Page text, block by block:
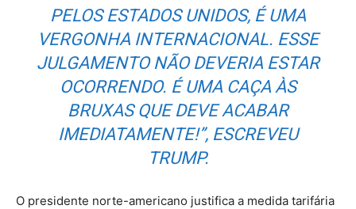
PELOS ESTADOS UNIDOS, É UMA
VERGONHA INTERNACIONAL. ESSE
JULGAMENTO NÃO DEVERIA ESTAR
OCORRENDO. É UMA CAÇA ÀS
BRUXAS QUE DEVE ACABAR
IMEDIATAMENTE!”, ESCREVEU
TRUMP.
O presidente norte-americano justifica a medida tarifária